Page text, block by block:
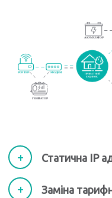
Статична ІР
Заміна